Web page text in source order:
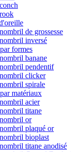
de grossesse
inversé
formes
banane
pendentif
clicker
spirale
matériaux
acier
titane
or
plaqué or
bioplast
titane anodisé